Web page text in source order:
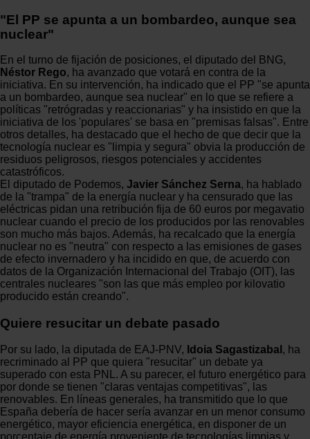
"El PP se apunta a un bombardeo, aunque sea
nuclear"
En el turno de fijación de posiciones, el diputado del BNG,
Néstor Rego, ha avanzado que votará en contra de la
iniciativa. En su intervención, ha indicado que el PP "se apunta
a un bombardeo, aunque sea nuclear" en lo que se refiere a
políticas "retrógradas y reaccionarias" y ha insistido en que la
iniciativa de los 'populares' se basa en "premisas falsas". Entre
otros detalles, ha destacado que el hecho de que decir que la
tecnología nuclear es "limpia y segura" obvia la producción de
residuos peligrosos, riesgos potenciales y accidentes
catastróficos.
El diputado de Podemos, Javier Sánchez Serna, ha hablado
de la "trampa" de la energía nuclear y ha censurado que las
eléctricas pidan una retribución fija de 60 euros por megavatio
nuclear cuando el precio de los producidos por las renovables
son mucho más bajos. Además, ha recalcado que la energía
nuclear no es "neutra" con respecto a las emisiones de gases
de efecto invernadero y ha incidido en que, de acuerdo con
datos de la Organización Internacional del Trabajo (OIT), las
centrales nucleares "son las que más empleo por kilovatio
producido están creando".
Quiere resucitar un debate pasado
Por su lado, la diputada de EAJ-PNV, Idoia Sagastizabal , ha
recriminado al PP que quiera "resucitar" un debate ya
superado con esta PNL. A su parecer, el futuro energético para
por donde se tienen "claras ventajas competitivas", las
renovables. En líneas generales, ha transmitido que lo que
España debería de hacer sería avanzar en un menor consumo
energético, mayor eficiencia energética, en disponer de un
porcentaje de energía proveniente de tecnologías limpias y